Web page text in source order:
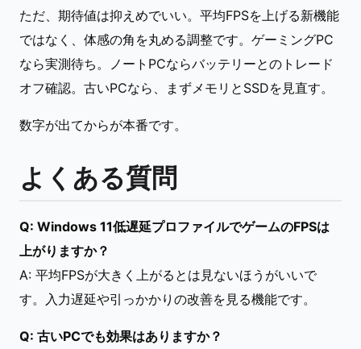
ただ、期待値は抑えめでいい。平均FPSを上げる新機能
ではなく、体感の角を丸める調整です。ゲーミングPC
なら実測待ち。ノートPCならバッテリーとのトレード
オフ確認。古いPCなら、まずメモリとSSDを見直す。
数字が出てからが本番です。
よくある質問
Q: Windows 11低遅延プロファイルでゲームのFPSは
上がりますか？
A: 平均FPSが大きく上がるとは見ないほうがいいで
す。入力遅延や引っかかりの改善を見る機能です。
Q: 古いPCでも効果はありますか？